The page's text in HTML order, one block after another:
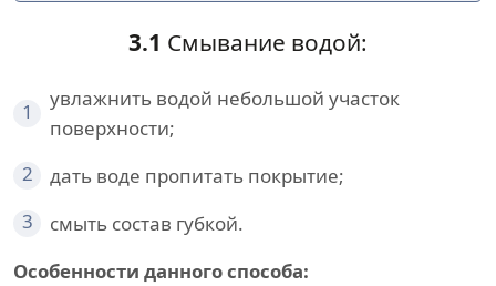
3.1 Смывание водой:
1
увлажнить водой небольшой участок
поверхности;
2
дать воде пропитать покрытие;
3
смыть состав губкой.
Особенности данного способа: